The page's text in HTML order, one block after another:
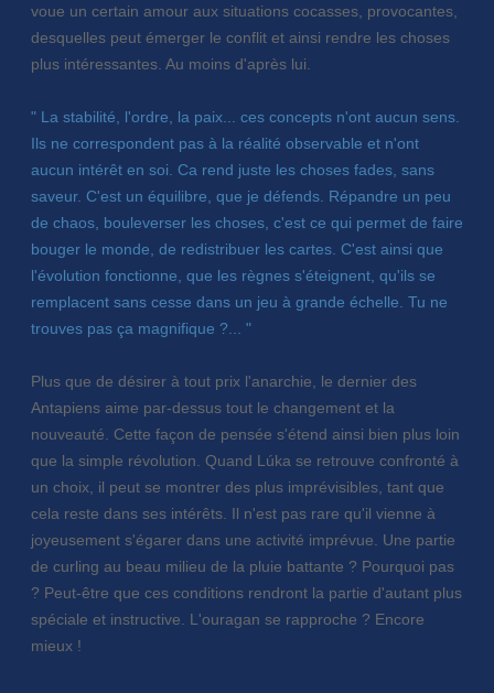
voue un certain amour aux situations cocasses, provocantes,
desquelles peut émerger le conflit et ainsi rendre les choses
plus intéressantes. Au moins d'après lui.
" La stabilité, l'ordre, la paix... ces concepts n'ont aucun sens.
Ils ne correspondent pas à la réalité observable et n'ont
aucun intérêt en soi. Ca rend juste les choses fades, sans
saveur. C'est un équilibre, que je défends. Répandre un peu
de chaos, bouleverser les choses, c'est ce qui permet de faire
bouger le monde, de redistribuer les cartes. C'est ainsi que
l'évolution fonctionne, que les règnes s'éteignent, qu'ils se
remplacent sans cesse dans un jeu à grande échelle. Tu ne
trouves pas ça magnifique ?... "
Plus que de désirer à tout prix l'anarchie, le dernier des
Antapiens aime par-dessus tout le changement et la
nouveauté. Cette façon de pensée s'étend ainsi bien plus loin
que la simple révolution. Quand Lúka se retrouve confronté à
un choix, il peut se montrer des plus imprévisibles, tant que
cela reste dans ses intérêts. Il n'est pas rare qu'il vienne à
joyeusement s'égarer dans une activité imprévue. Une partie
de curling au beau milieu de la pluie battante ? Pourquoi pas
? Peut-être que ces conditions rendront la partie d'autant plus
spéciale et instructive. L'ouragan se rapproche ? Encore
mieux !